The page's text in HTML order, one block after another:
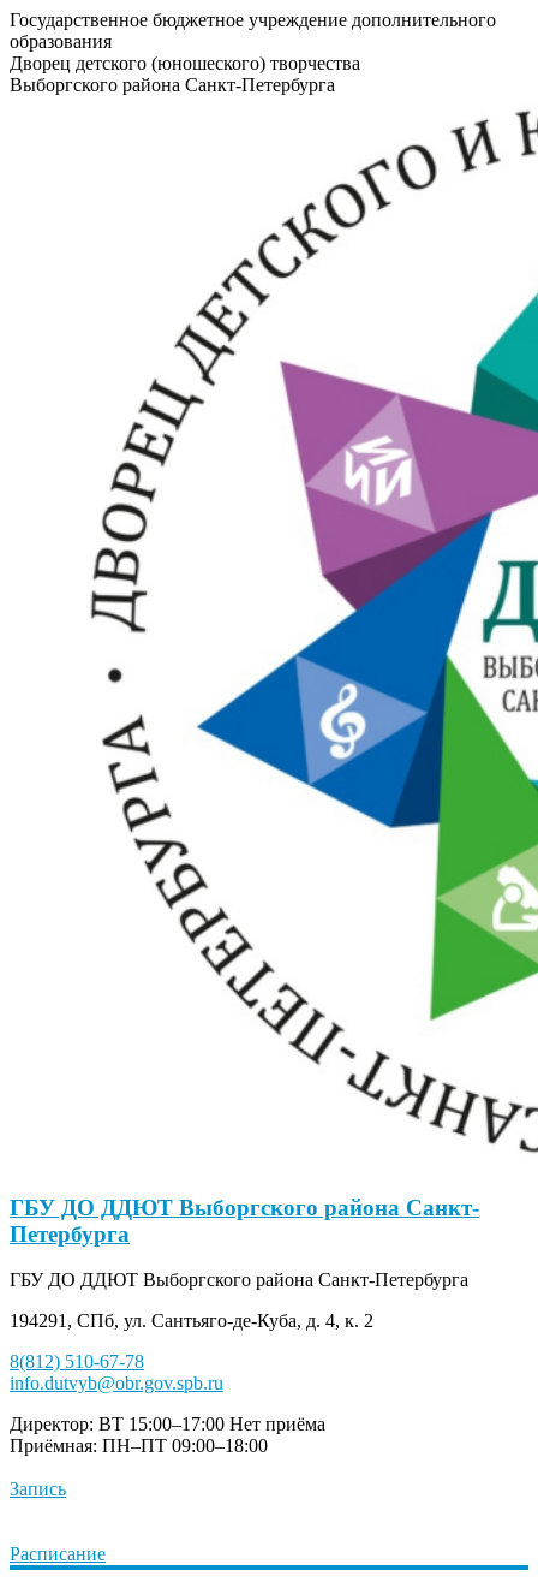
Государственное бюджетное учреждение дополнительного
образования
Дворец детского (юношеского) творчества
Выборгского района Санкт-Петербурга
ГБУ ДО ДДЮТ Выборгского района Санкт-
Петербурга
ГБУ ДО ДДЮТ Выборгского района Санкт-Петербурга
194291, СПб, ул. Сантьяго-де-Куба, д. 4, к. 2
8(812) 510-67-78
info.dutvyb@obr.gov.spb.ru
Директор: ВТ 15:00–17:00 Нет приёма
Приёмная: ПН–ПТ 09:00–18:00
Запись
Расписание